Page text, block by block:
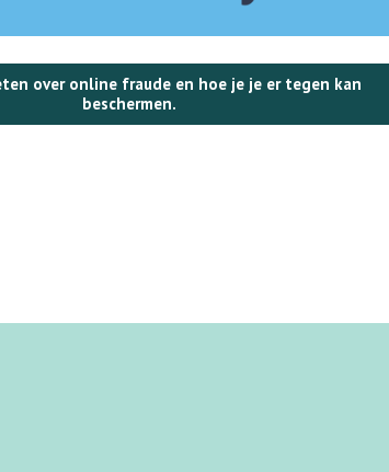
over online fraude en hoe je je er tegen kan
beschermen.